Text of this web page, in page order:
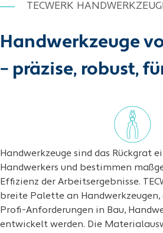
Handwerkzeuge
– präzise, robust,
TECWERK
Handwerkzeuge sind das Rückgrat
Handwerkers und bestimmen
Effizienz der Arbeitsergebnisse.
breite Palette an
Profi-Anforderungen in Bau,
entwickelt werden. Die